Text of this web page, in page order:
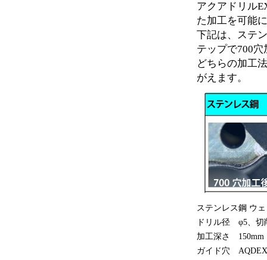
アクアドリル
た加工を可能
下記は、ステ
テップで700
どちらの加工
がえます。
ステンレス鋼 ウ
ドリル径 φ5、切
加工深さ 150mm
ガイド穴